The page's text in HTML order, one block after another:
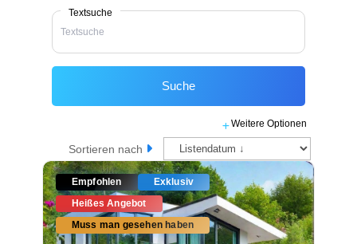
Textsuche
Suche
Weitere Optionen
Sortieren nach
Empfohlen
Exklusiv
Heißes Angebot
Muss man gesehen haben